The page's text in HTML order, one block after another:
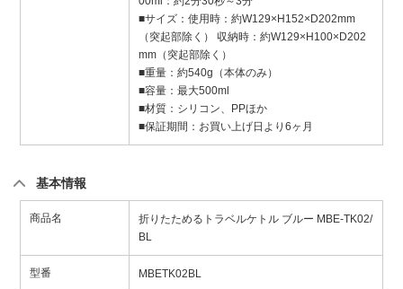
■サイズ：使用時：約W129×H152×D202mm
（突起部除く） 収納時：約W129×H100×D202
mm（突起部除く）
■重量：約540g（本体のみ）
■容量：最大500ml
■材質：シリコン、PPほか
■保証期間：お買い上げ日より6ヶ月
基本情報
商品名
折りたためるトラベルケトル ブルー MBE-TK02/
BL
型番 MBETK02BL